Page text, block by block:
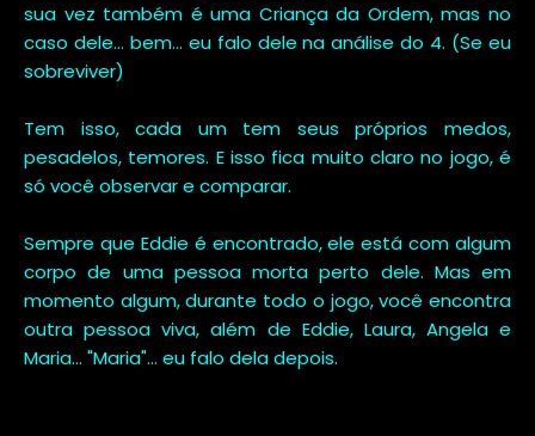
sua vez também é uma Criança da Ordem, mas no
caso dele... bem... eu falo dele na análise do 4. (Se eu
sobreviver)
Tem isso, cada um tem seus próprios medos,
pesadelos, temores. E isso fica muito claro no jogo, é
só você observar e comparar.
Sempre que Eddie é encontrado, ele está com algum
corpo de uma pessoa morta perto dele. Mas em
momento algum, durante todo o jogo, você encontra
outra pessoa viva, além de Eddie, Laura, Angela e
Maria... "Maria"... eu falo dela depois.